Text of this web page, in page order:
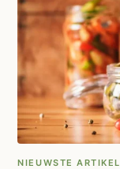
NIEUWSTE ARTIKEL